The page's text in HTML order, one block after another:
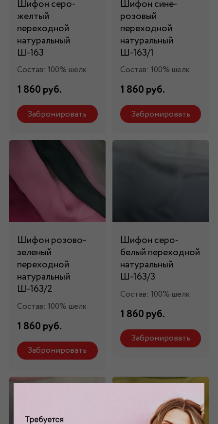
Шифон серо-
желтый
переходной
натуральный
Ш-163
Состав: 100% шелк
1 860 руб.
Забронировать
Шифон сине-
розовый
переходной
натуральный
Ш-163/1
Состав: 100% шелк
1 860 руб.
Забронировать
Шифон розово-
зеленый
переходной
натуральный
Ш-163/2
Состав: 100% шелк
1 860 руб.
Забронировать
Шифон серо-
белый переходной
натуральный
Ш-163/3
Состав: 100% шелк
1 860 руб.
Забронировать